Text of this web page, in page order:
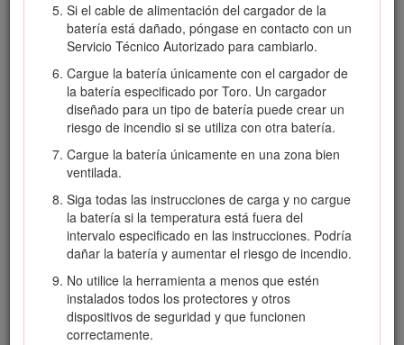
Si el cable de alimentación del cargador de la
batería está dañado, póngase en contacto con un
Servicio Técnico Autorizado para cambiarlo.
Cargue la batería únicamente con el cargador de
la batería especificado por Toro. Un cargador
diseñado para un tipo de batería puede crear un
riesgo de incendio si se utiliza con otra batería.
Cargue la batería únicamente en una zona bien
ventilada.
Siga todas las instrucciones de carga y no cargue
la batería si la temperatura está fuera del
intervalo especificado en las instrucciones. Podría
dañar la batería y aumentar el riesgo de incendio.
No utilice la herramienta a menos que estén
instalados todos los protectores y otros
dispositivos de seguridad y que funcionen
correctamente.
Figura 2
Símbolo de alerta de seguridad
El símbolo de alerta de seguridad aparece encima de
información que le alerta ante acciones o situaciones
inseguras, y va seguido de la palabra
,
ADVERTENCIA, oCUIDADO.
PELIGRO
: Indica una situación peligrosa inminente,
que si no se evita, causarála muerte o lesiones graves.
ADVERTENCIAindica una situación potencialmente
peligrosa que si no se evita,podría causar la muerte o
lesiones graves.
CUIDADO: Indica una situación potencialmente
peligrosa que si no se evita,podríacausar lesiones
menores o moderadas.